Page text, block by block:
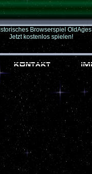
Browserspiel OldAges
Jetzt kostenlos spielen!